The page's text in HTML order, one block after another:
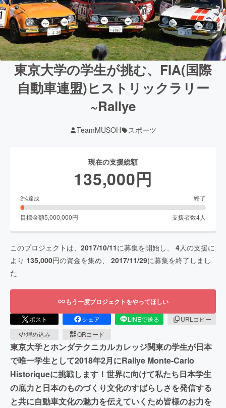
東京大学の学生が挑む、FIA(国際
自動車連盟)ヒストリックラリー
~Rallye
TeamMUSOH スポーツ
現在の支援総額
135,000円
2%達成 終了
目標金額5,000,000円 支援者数4人
このプロジェクトは、 2017/10/11に募集を開始し、 4人の支援に
より 135,000円の資金を集め、 2017/11/29に募集を終了しまし
た
もう一度プロジェクトをやってほしい
ポスト シェア LINEで送る
URLコピー
埋め込み
QRコード
東京大学とホンダテクニカルカレッジ関東の学生が日本
で唯一学生として2018年2月にRallye Monte-Carlo
Historiqueに挑戦します！世界に向けて私たち日本学生
の底力と日本のものづくり文化のすばらしさを発信する
と共に自動車文化の魅力を伝えていくため皆様のお力を